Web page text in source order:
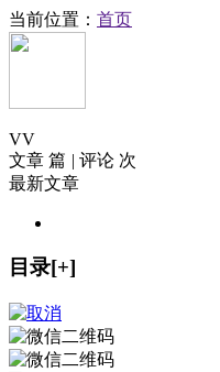
当前位置： 首页
VV
文章 篇 | 评论 次
最新文章
目录[+]